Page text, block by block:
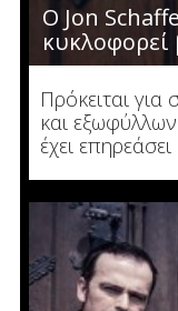
Ο Jon
κυκλοφορεί
Πρόκειται
και
έχει